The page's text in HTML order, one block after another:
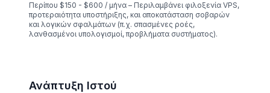
Περίπου $150 - $600 / μήνα – Περιλαμβάνει φιλοξενία VPS,
προτεραιότητα υποστήριξης, και αποκατάσταση σοβαρών
και λογικών σφαλμάτων (π.χ. σπασμένες ροές,
λανθασμένοι υπολογισμοί, προβλήματα συστήματος).
Ανάπτυξη Ιστού